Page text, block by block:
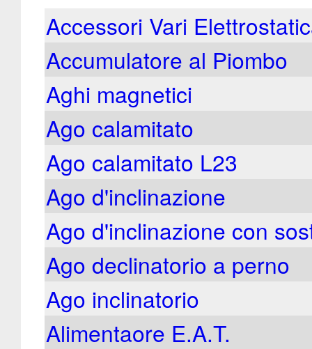
Accessori Vari
Accumulatore al Piombo
Aghi magnetici
Ago calamitato
Ago calamitato L23
Ago d'inclinazione
Ago d'inclinazione con
Ago declinatorio a perno
Ago inclinatorio
Alimentaore E.A.T.